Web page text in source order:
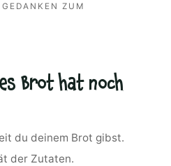
ZUM B
Brot hat noch
du deinem Brot gibst.
der Zutaten.